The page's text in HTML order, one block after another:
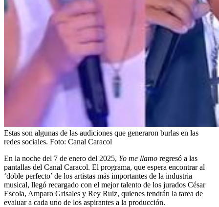
Estas son algunas de las audiciones que generaron burlas en las
redes sociales. Foto: Canal Caracol
En la noche del 7 de enero del 2025, Yo me llamo regresó a las
pantallas del Canal Caracol. El programa, que espera encontrar al
‘doble perfecto’ de los artistas más importantes de la industria
musical, llegó recargado con el mejor talento de los jurados César
Escola, Amparo Grisales y Rey Ruiz, quienes tendrán la tarea de
evaluar a cada uno de los aspirantes a la producción.